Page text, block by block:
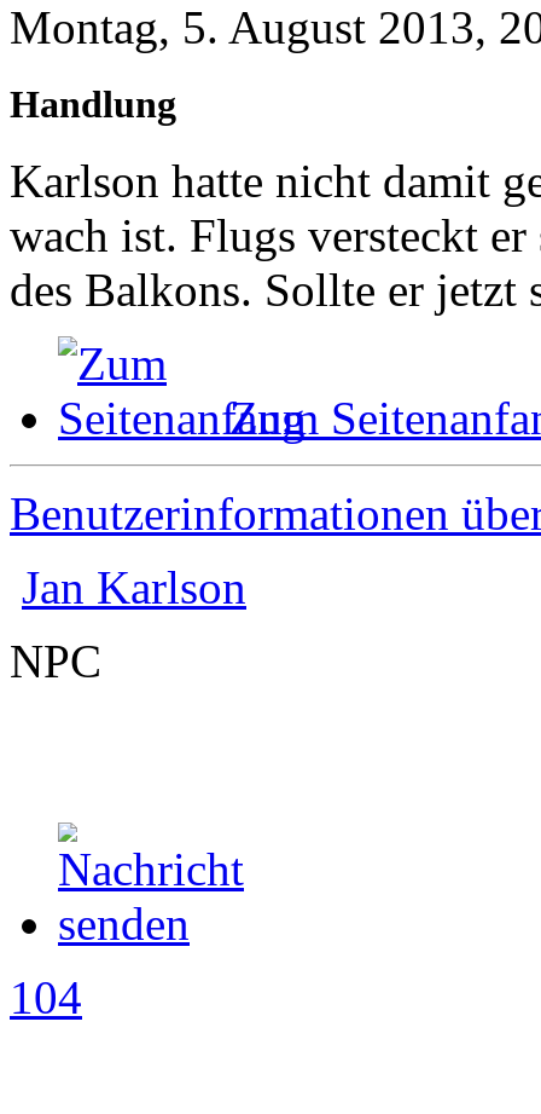
Montag, 5. August 2013,
Handlung
Karlson hatte nicht damit
wach ist. Flugs versteckt
des Balkons. Sollte er jetzt
Zum
Benutzerinformationen
Jan Karlson
NPC
104